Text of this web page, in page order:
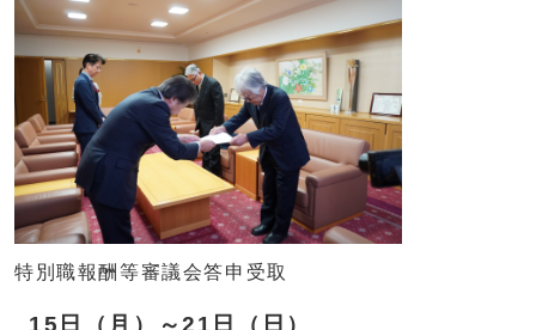
特別職報酬等審議会答申受取
15日（月）～21日（日）